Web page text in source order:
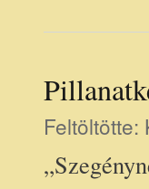
Feltöltötte: